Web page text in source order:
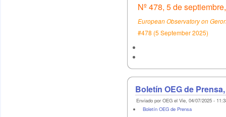
Nº 478, 5 de
European Observatory on
#478 (5 September 2025)
Boletín OEG de Prensa,
Enviado por OEG el Vie, 04/07/2025 -
Boletín OEG de Prensa